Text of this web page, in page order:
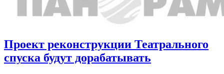
Проект реконструкции Театрального
спуска будут дорабатывать